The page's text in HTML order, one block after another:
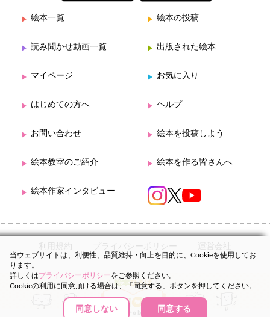
絵本一覧 絵本の投稿
読み聞かせ動画一覧 出版された絵本
マイページ お気に入り
はじめての方へ ヘルプ
お問い合わせ 絵本を投稿しよう
絵本教室のご紹介 絵本を作る皆さんへ
絵本作家インタビュー
利用規約 プライバシーポリシー 運営会社
当ウェブサイトは、利便性、品質維持・向上を目的に、Cookieを使用してお
ります。
詳しくはプライバシーポリシーをご参照ください。
Cookieの利用に同意頂ける場合は、「同意する」ボタンを押してください。
同意しない 同意する